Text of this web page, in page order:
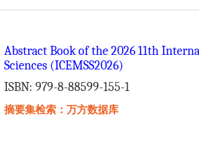
Abstract Book of the 2026 11th
Sciences (ICEMSS2026)
ISBN: 979-8-88599-155-1
摘要集检索：万方数据库